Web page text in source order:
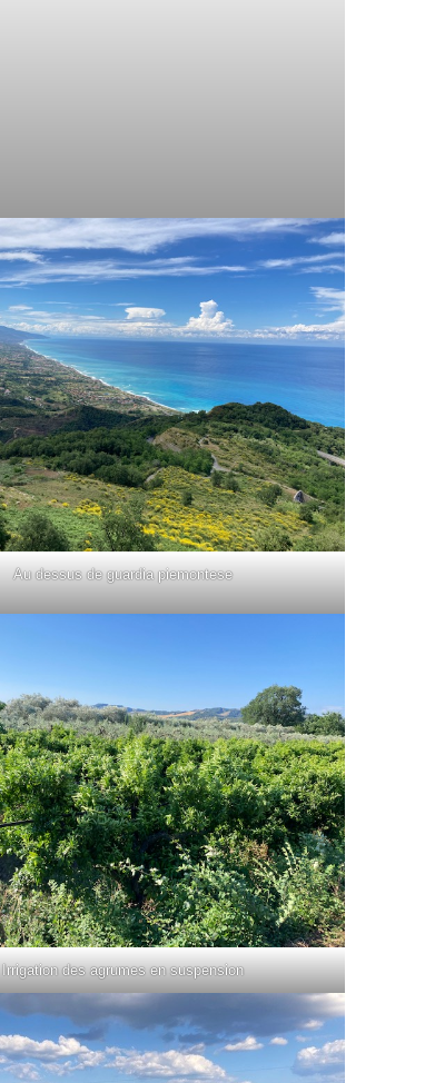
Au dessus de guardia piemontese
Irrigation des agrumes en suspension